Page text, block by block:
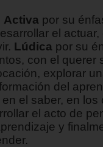
Activa por su
el actuar,
Lúdica por su
con el querer
explorar
del
el saber, en los
el acto de
y